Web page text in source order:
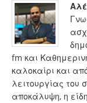
fm και
καλοκαίρι και
λειτουργίας του
αποκάλυψη, η